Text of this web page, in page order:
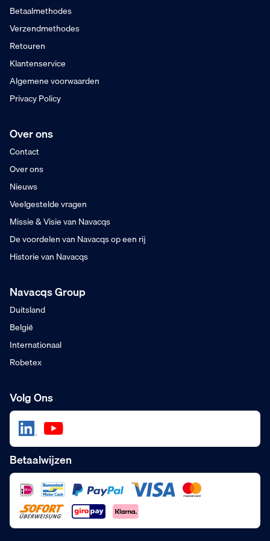
Dinsdag in huis
Betaalmethodes
Verzendmethodes
Retouren
Klantenservice
Algemene voorwaarden
Privacy Policy
Over ons
Contact
Over ons
Nieuws
Veelgestelde vragen
Missie & Visie van Navacqs
De voordelen van Navacqs op een rij
Historie van Navacqs
Navacqs Group
Duitsland
België
Internationaal
Robetex
Volg Ons
Betaalwijzen